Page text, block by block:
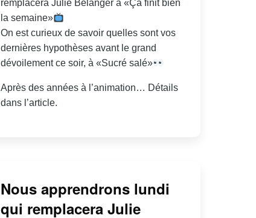
remplacera Julie Bélanger à «Ça finit bien
la semaine»
On est curieux de savoir quelles sont vos
dernières hypothèses avant le grand
dévoilement ce soir, à «Sucré salé»
Après des années à l’animation… Détails
dans l’article.
Nous apprendrons lundi
qui remplacera Julie